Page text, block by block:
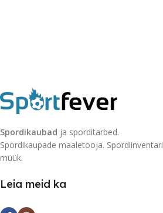
Spordikaubad ja sporditarbed.
Spordikaupade maaletooja. Spordiinventari
müük.
Leia meid ka